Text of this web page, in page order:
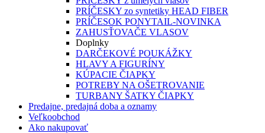
PRÍČESKY zo syntetiky HEAD FIBER
PRÍČESOK PONYTAIL-NOVINKA
ZAHUSŤOVAČE VLASOV
Doplnky
DARČEKOVÉ POUKÁŽKY
HLAVY A FIGURÍNY
KÚPACIE ČIAPKY
POTREBY NA OŠETROVANIE
TURBANY ŠATKY ČIAPKY
Predajne, predajná doba a oznamy
Veľkoobchod
Ako nakupovať